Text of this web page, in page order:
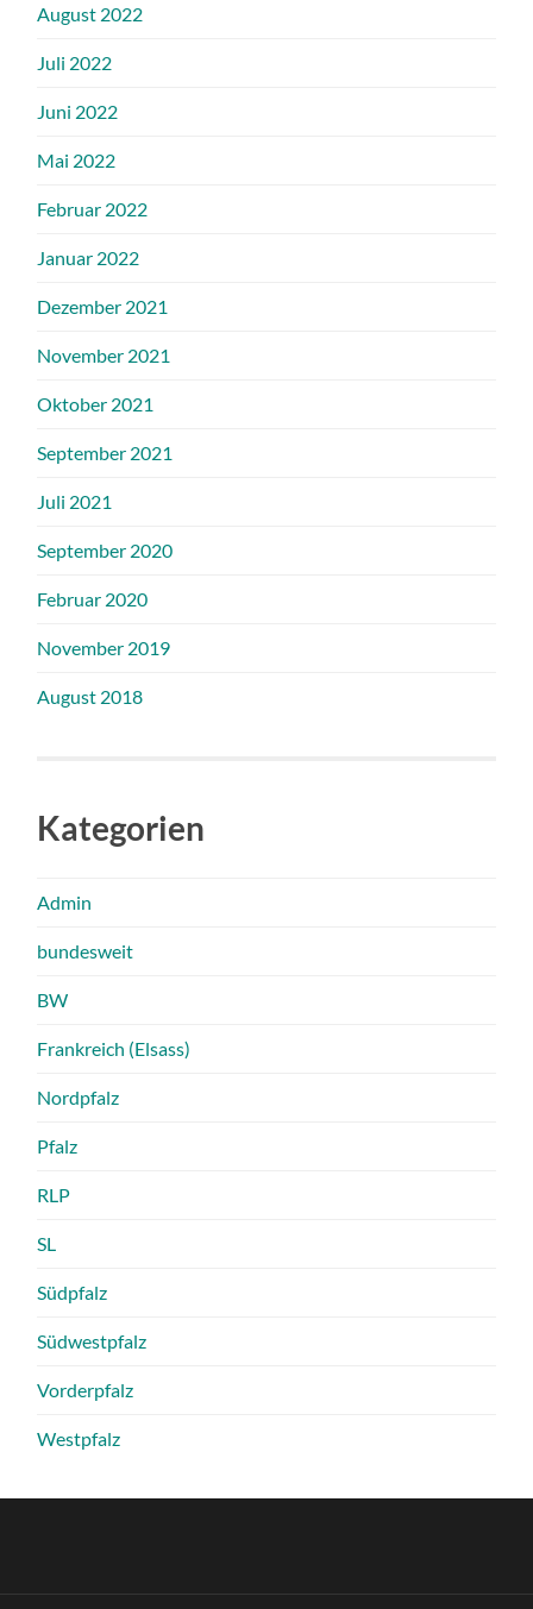
August 2022
Juli 2022
Juni 2022
Mai 2022
Februar 2022
Januar 2022
Dezember 2021
November 2021
Oktober 2021
September 2021
Juli 2021
September 2020
Februar 2020
November 2019
August 2018
Kategorien
Admin
bundesweit
BW
Frankreich (Elsass)
Nordpfalz
Pfalz
RLP
SL
Südpfalz
Südwestpfalz
Vorderpfalz
Westpfalz